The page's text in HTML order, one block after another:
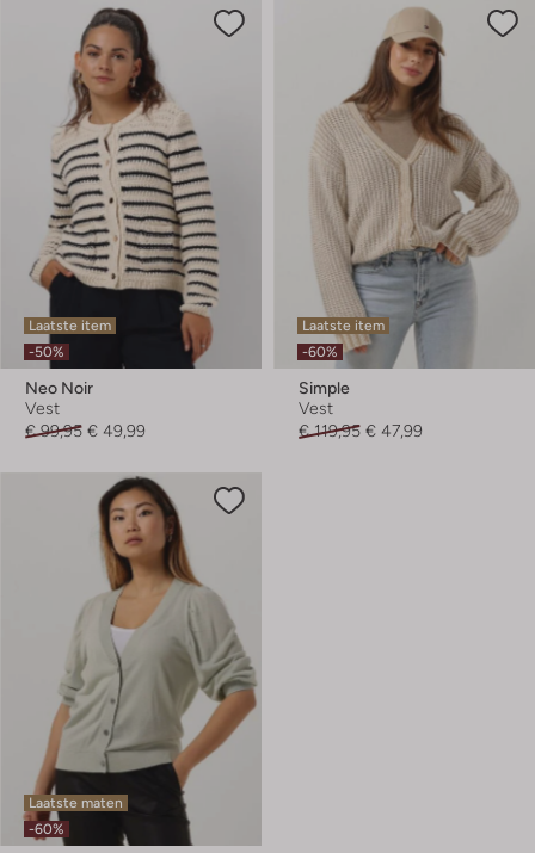
Laatste item
-50%
Neo Noir
Vest
€ 99,95 € 49,99
Laatste item
-60%
Simple
Vest
€ 119,95 € 47,99
Laatste maten
-60%